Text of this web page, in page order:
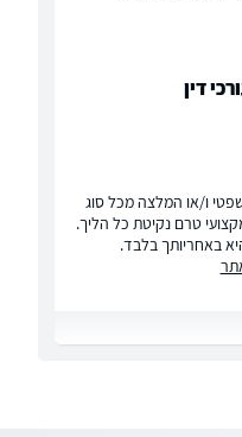
דין
ו/או המלצה מכל סוג
טרם נקיטת כל הליך.
באחריותך בלבד.